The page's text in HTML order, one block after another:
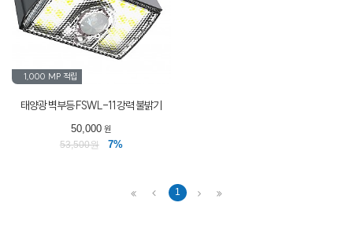
1,000 MP 적립
태양광 벽부등 FSWL-11 강력 불밝기
50,000원
53,500원
7%
1